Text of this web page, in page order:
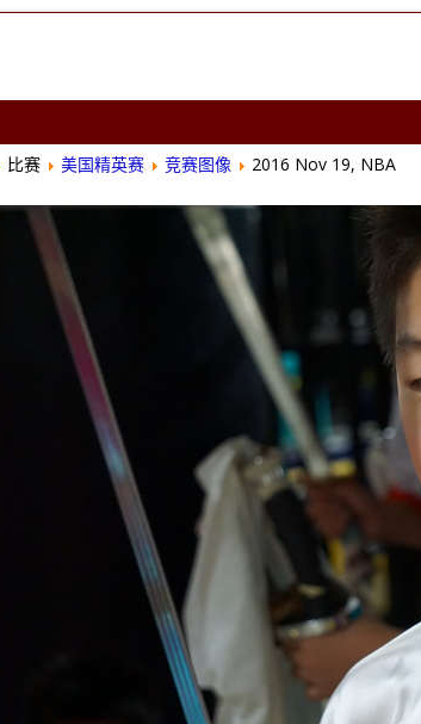
比赛 美国精英赛 竞赛图像 2016 Nov 19, NBA